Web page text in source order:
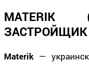
ЗАСТРОЙЩИК
Materik —